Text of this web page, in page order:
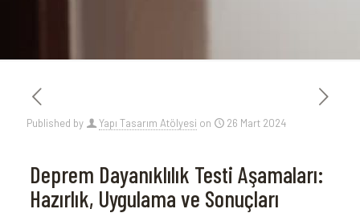
Published by Yapı Tasarım Atölyesi on 26 Mart 2024
Deprem Dayanıklılık Testi Aşamaları:
Hazırlık, Uygulama ve Sonuçları